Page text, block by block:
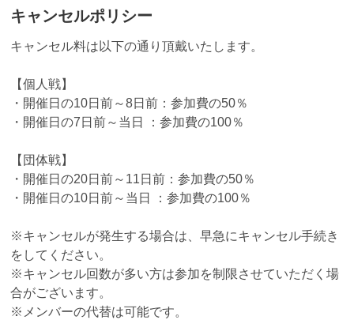
キャンセルポリシー
キャンセル料は以下の通り頂戴いたします。
【個人戦】
・開催日の10日前～8日前：参加費の50％
・開催日の7日前～当日 ：参加費の100％
【団体戦】
・開催日の20日前～11日前：参加費の50％
・開催日の10日前～当日 ：参加費の100％
※キャンセルが発生する場合は、早急にキャンセル手続き
をしてください。
※キャンセル回数が多い方は参加を制限させていただく場
合がございます。
※メンバーの代替は可能です。